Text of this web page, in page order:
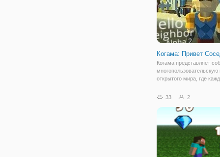
Когама: Привет
Когама представляет
многопользовательскую
открытого мира, где
пространству. Вы
соперниками, просто
собирать монеты,
33 2